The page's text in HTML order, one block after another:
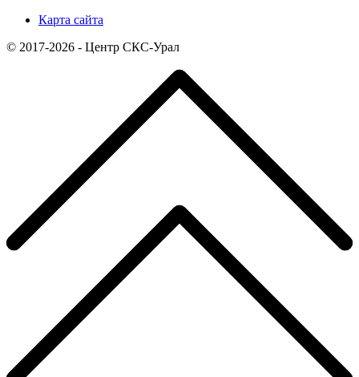
Карта сайта
© 2017-2026 - Центр СКС-Урал